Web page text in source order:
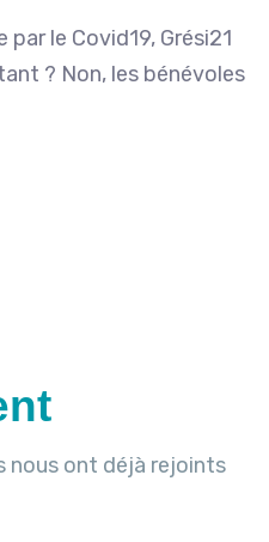
le Covid19, Grési21
? Non, les bénévoles
nous ont déjà rejoints